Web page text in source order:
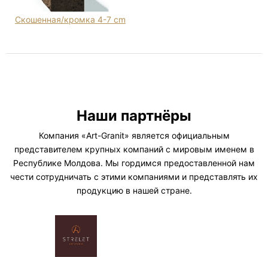
Скошенная/кромка 4-7 cm
Наши партнёры
Компания «Art-Granit» является официальным
представителем крупных компаний с мировым именем в
Республике Молдова. Мы гордимся предоставленной нам
чести сотрудничать с этими компаниями и представлять их
продукцию в нашей стране.